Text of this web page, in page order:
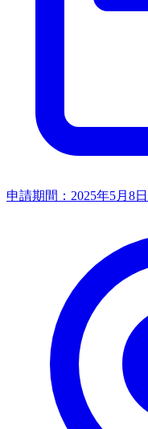
申請期間： 2025年5月8